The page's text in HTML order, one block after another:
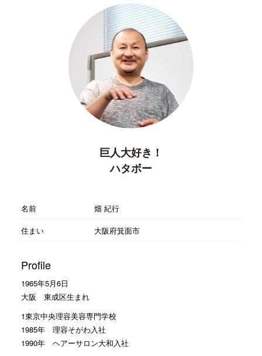
巨人大好き！
ハタボー
名前
畑 紀行
住まい
大阪府箕面市
Profile
1965年5月6日
大阪 東成区生まれ
1東京中央理容美容専門学校
1985年 理容そがわ入社
1990年 ヘアーサロン大和入社